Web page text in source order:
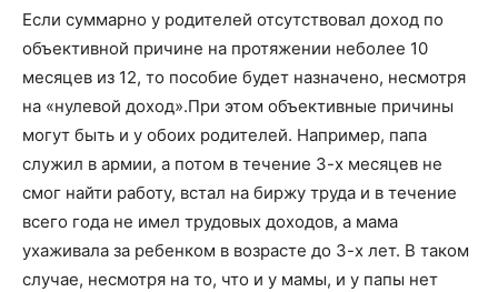
Если суммарно у родителей отсутствовал доход по
объективной причине на протяжении неболее 10
месяцев из 12, то пособие будет назначено, несмотря
на «нулевой доход».При этом объективные причины
могут быть и у обоих родителей. Например, папа
служил в армии, а потом в течение 3-х месяцев не
смог найти работу, встал на биржу труда и в течение
всего года не имел трудовых доходов, а мама
ухаживала за ребенком в возрасте до 3-х лет. В таком
случае, несмотря на то, что и у мамы, и у папы нет